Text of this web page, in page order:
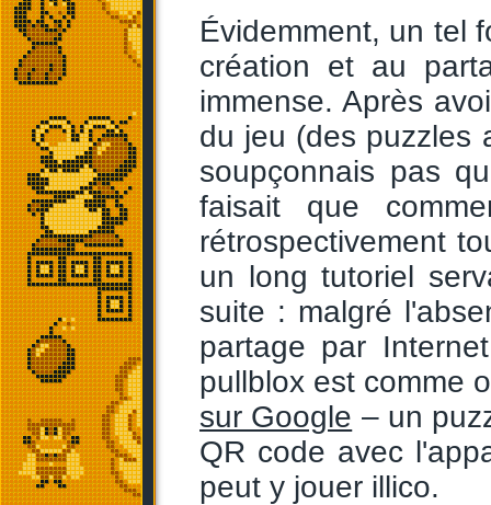
Évidemment, un tel
création et au
immense. Après
du jeu (des puzzles
soupçonnais pas
faisait que
rétrospectivement
un long tutoriel
suite : malgré
partage par
pullblox est comme
sur Google – un
QR code avec
peut y jouer illico.